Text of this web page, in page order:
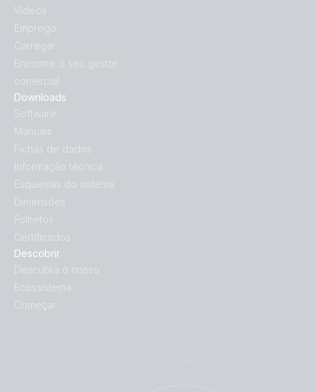
Descobrir
Descubra o nosso
Ecossistema
Começar
Downloads
Software
Manuais
Fichas de dados
Informação técnica
Esquemas do sistema
Dimensões
Folhetos
Certificados
Vídeos
Emprego
Carregar
Encontre o seu gestor
comercial